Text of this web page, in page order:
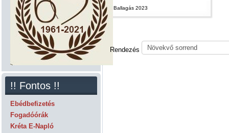
!! Fontos !!
Ebédbefizetés
Fogadóórák
Kréta E-Napló
Ballagás 2023
Rendezés